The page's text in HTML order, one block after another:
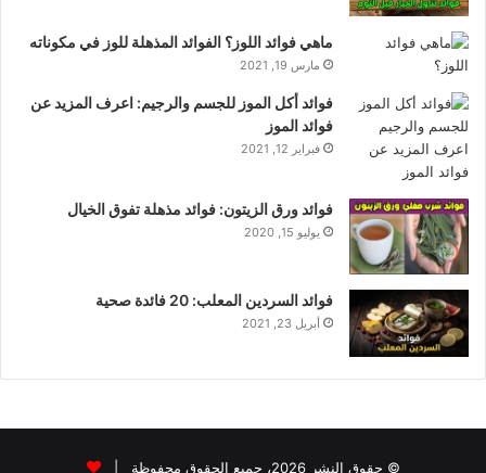
ماهي فوائد اللوز؟ الفوائد المذهلة للوز في مكوناته
مارس 19, 2021
فوائد أكل الموز للجسم والرجيم: اعرف المزيد عن
فوائد الموز
فبراير 12, 2021
فوائد ورق الزيتون: فوائد مذهلة تفوق الخيال
يوليو 15, 2020
فوائد السردين المعلب: 20 فائدة صحية
أبريل 23, 2021
© حقوق النشر 2026، جميع الحقوق محفوظة |